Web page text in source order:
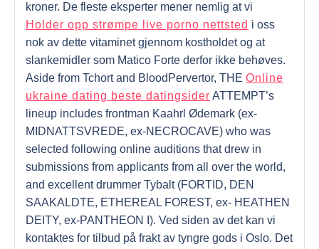
kroner. De fleste eksperter mener nemlig at vi
Holder opp strømpe live porno nettsted i oss
nok av dette vitaminet gjennom kostholdet og at
slankemidler som Matico Forte derfor ikke behøves.
Aside from Tchort and BloodPervertor, THE Online
ukraine dating beste datingsider ATTEMPT’s
lineup includes frontman Kaahrl Ødemark (ex-
MIDNATTSVREDE, ex-NECROCAVE) who was
selected following online auditions that drew in
submissions from applicants from all over the world,
and excellent drummer Tybalt (FORTID, DEN
SAAKALDTE, ETHEREAL FOREST, ex- HEATHEN
DEITY, ex-PANTHEON I). Ved siden av det kan vi
kontaktes for tilbud på frakt av tyngre gods i Oslo. Det